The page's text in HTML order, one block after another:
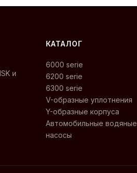
и
КАТАЛОГ
6000 serie
6200 serie
6300 serie
V-образные уплотнения
Y-образные корпуса
Автомобильные водяные
насосы